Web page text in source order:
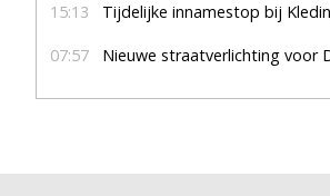
15:13 Tijdelijke innamestop bij
07:57 Nieuwe straatverlichting voor De